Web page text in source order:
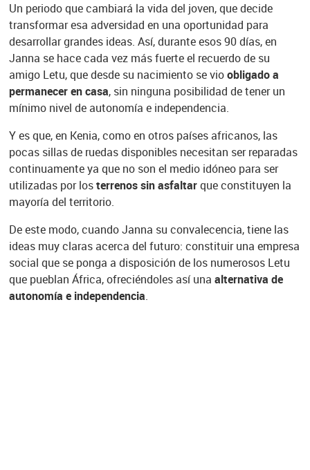
Un periodo que cambiará la vida del joven, que decide
transformar esa adversidad en una oportunidad para
desarrollar grandes ideas. Así, durante esos 90 días, en
Janna se hace cada vez más fuerte el recuerdo de su
amigo Letu, que desde su nacimiento se vioobligado a
permanecer en casa, sin ninguna posibilidad de tener un
mínimo nivel de autonomía e independencia.
Y es que, en Kenia, como en otros países africanos, las
pocas sillas de ruedas disponibles necesitan ser reparadas
continuamente ya que no son el medio idóneo para ser
utilizadas por losterrenos sin asfaltarque constituyen la
mayoría del territorio.
De este modo, cuando Janna su convalecencia, tiene las
ideas muy claras acerca del futuro: constituir una empresa
social que se ponga a disposición de los numerosos Letu
que pueblan África, ofreciéndoles así una alternativa de
autonomía e independencia.